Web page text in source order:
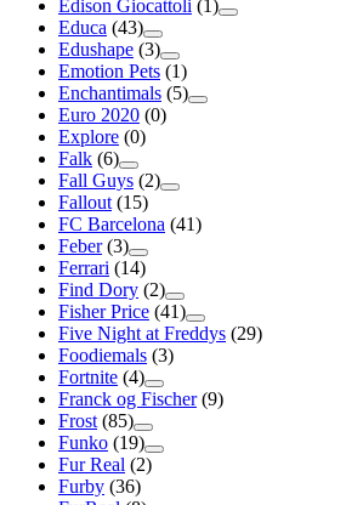
Edison Giocattoli (1)
Educa (43)
Edushape (3)
Emotion Pets (1)
Enchantimals (5)
Euro 2020 (0)
Explore (0)
Falk (6)
Fall Guys (2)
Fallout (15)
FC Barcelona (41)
Feber (3)
Ferrari (14)
Find Dory (2)
Fisher Price (41)
Five Night at Freddys (29)
Foodiemals (3)
Fortnite (4)
Franck og Fischer (9)
Frost (85)
Funko (19)
Fur Real (2)
Furby (36)